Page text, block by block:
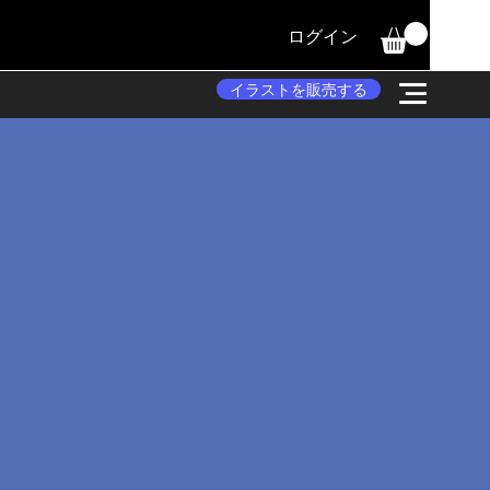
ログイン
イラストを販売する